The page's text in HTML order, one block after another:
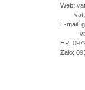
IHI
Web:
E-mail:
HP:
Zalo: